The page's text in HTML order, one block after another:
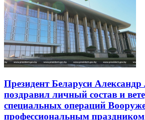
Президент Беларуси
поздравил личный состав и
специальных операций
профессиональным